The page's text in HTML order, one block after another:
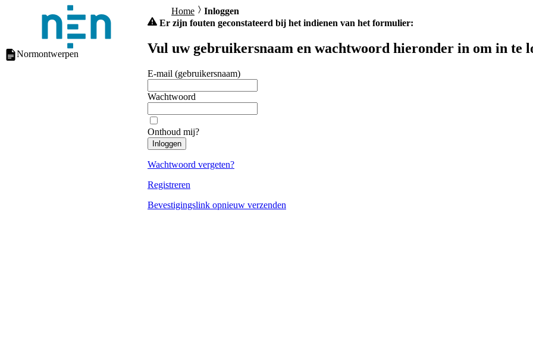
Normontwerpen
Home
Inloggen
Er zijn fouten geconstateerd bij het indienen van het formulier:
Vul uw gebruikersnaam en wachtwoord hieronder in om in te
E-mail (gebruikersnaam)
Wachtwoord
Onthoud mij?
Inloggen
Wachtwoord vergeten?
Registreren
Bevestigingslink opnieuw verzenden